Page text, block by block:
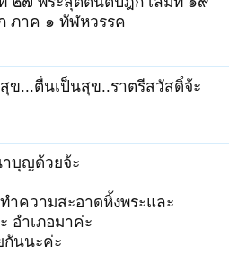
ภาค ๑ ทัฬหวรรค
ข...ตื่นเป็นสุข..ราตรีสวัสดิ์จ้ะ
บุญด้วยจ้ะ
ำความสะอาดหิ้งพระและ
อำเภอมาค่ะ
นนะค่ะ